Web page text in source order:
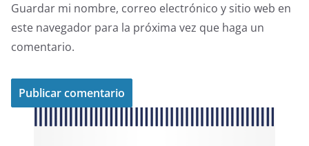
Guardar mi nombre, correo electrónico y sitio web en
este navegador para la próxima vez que haga un
comentario.